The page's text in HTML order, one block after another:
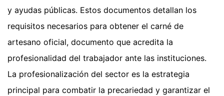
y ayudas públicas. Estos documentos detallan los
requisitos necesarios para obtener el carné de
artesano oficial, documento que acredita la
profesionalidad del trabajador ante las instituciones.
La profesionalización del sector es la estrategia
principal para combatir la precariedad y garantizar el